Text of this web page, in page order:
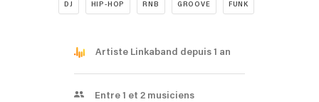
DJ HIP-HOP RNB GROOVE FUNK
Artiste Linkaband depuis 1 an
Entre 1 et 2 musiciens